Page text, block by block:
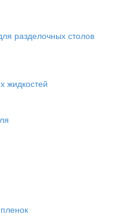
разделочных столов
жидкостей